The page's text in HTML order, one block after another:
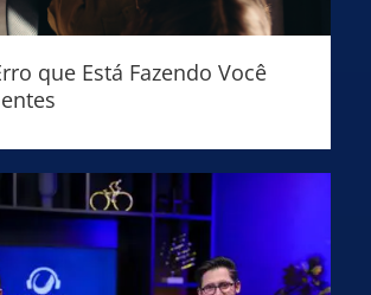
que Está Fazendo Você